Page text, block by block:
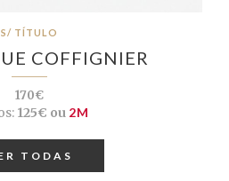
S/ TÍTULO
COFFIGNIER
170€
125€ ou 2M
TODAS